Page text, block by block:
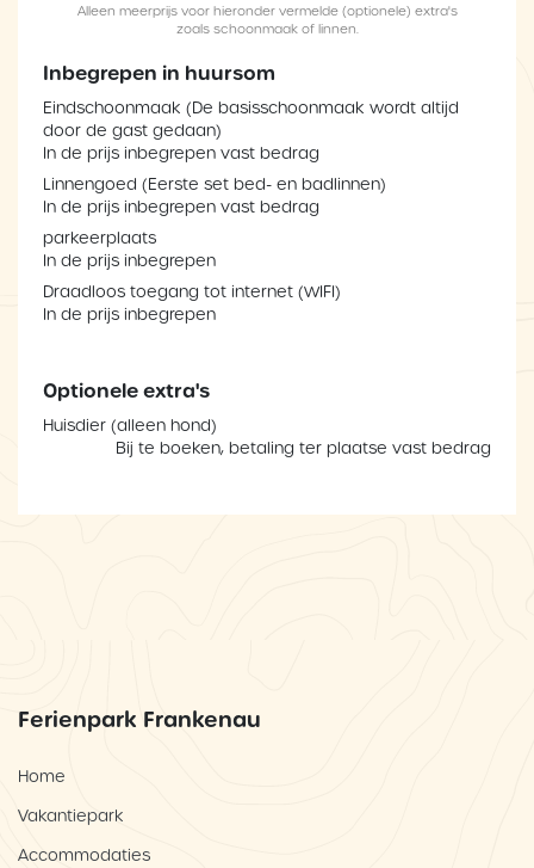
Alleen meerprijs voor hieronder vermelde (optionele) extra's
zoals schoonmaak of linnen.
Inbegrepen in huursom
Eindschoonmaak (De basisschoonmaak wordt altijd
door de gast gedaan)
In de prijs inbegrepen vast bedrag
Linnengoed (Eerste set bed- en badlinnen)
In de prijs inbegrepen vast bedrag
parkeerplaats
In de prijs inbegrepen
Draadloos toegang tot internet (WIFI)
In de prijs inbegrepen
Optionele extra's
Huisdier (alleen hond)
Bij te boeken, betaling ter plaatse vast bedrag
Ferienpark Frankenau
Home
Vakantiepark
Accommodaties